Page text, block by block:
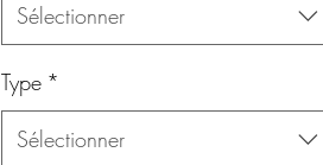
Sélectionner
Type *
Sélectionner